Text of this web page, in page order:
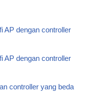
AP dengan controller
AP dengan controller
controller yang beda